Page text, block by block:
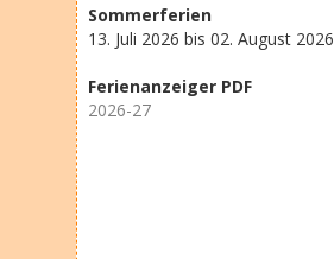
Sommerferien
13. Juli 2026 bis 02. August 2026
Ferienanzeiger PDF
2026-27